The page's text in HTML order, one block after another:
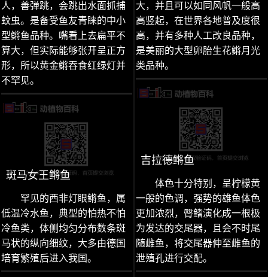
人，善弹跳，会跳出水面抓捕
蚊虫。是备受鱼友青睐的中小
型鳉鱼品种。嘴看上去扁平不
算大，但实际能够张开呈正方
形，所以黄金鳉吞食红绿灯并
不罕见。
斑马女王鳉鱼
罕见的西非灯眼鳉鱼，属
低温冷水鱼，典型的怕热不怕
冷鱼类，体侧均匀分布数条斑
马状的纵向细纹，大多由德国
培育繁殖后进入我国。
大，并且可以如同风帆一般高
高竖起，在世界各地普及度很
高，并有多种人工改良品种，
是美丽的大型卵胎生花鳉月光
类品种。
吉拉德鳉鱼
体色十分特别，呈柠檬黄
一般的色调，强势的雄鱼体色
更加浓烈，臀鳍演化成一根极
为发达的交尾器，且会不时尾
随雌鱼，将交尾器伸至雌鱼的
泄殖孔进行交配。